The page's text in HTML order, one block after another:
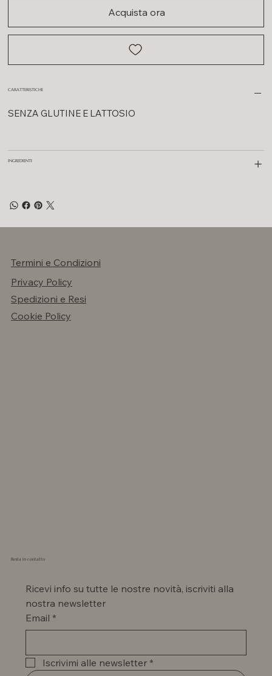
Acquista ora
CARATTERISTICHE
SENZA GLUTINE E LATTOSIO
INGREDIENTI
Termini e Condizioni
Privacy Policy
Spedizioni e Resi
Cookie Policy
Resta in contatto
Ricevi info su tutte le nostre novità, iscriviti alla
nostra newsletter
Email *
Iscrivimi alle newsletter *